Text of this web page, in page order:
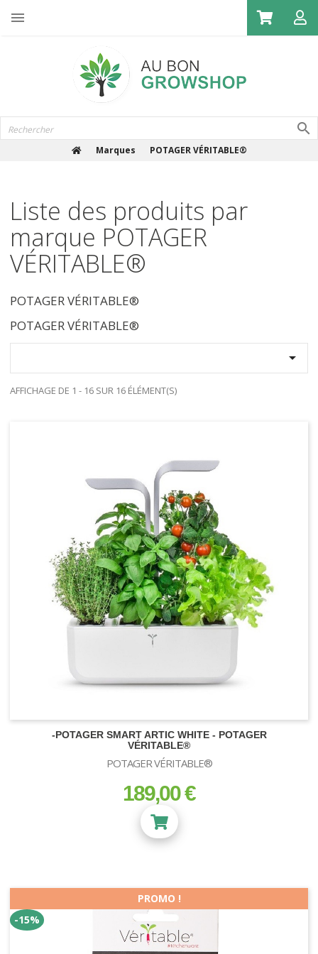

Marques POTAGER VÉRITABLE®
Liste des produits par
marque POTAGER
VÉRITABLE®
POTAGER VÉRITABLE®
POTAGER VÉRITABLE®

AFFICHAGE DE 1 - 16 SUR 16 ÉLÉMENT(S)
-POTAGER SMART ARTIC WHITE - POTAGER
VÉRITABLE®
POTAGER VÉRITABLE®
prix
189,00 €
PROMO !
-15%